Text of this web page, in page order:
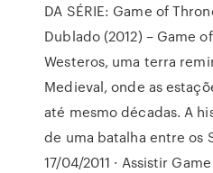
DA SÉRIE: Game of
Dublado (2012) – Game
Westeros, uma terra
Medieval, onde as
até mesmo décadas. A
de uma batalha entre os
17/04/2011 · Assistir